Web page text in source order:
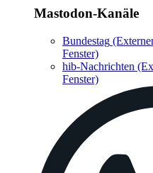
Mastodon-Kanäle
Bundestag
Fenster)
hib-Nachrichten
Fenster)